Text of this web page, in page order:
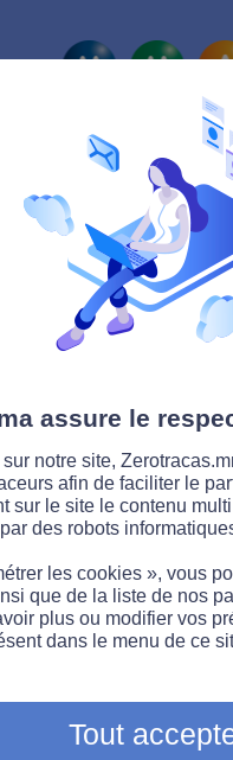
La route
au
assure le
notre site,
afin de faciliter le
sur le site le contenu
des robots
les cookies », vous
que de la liste de nos
plus ou modifier vos
dans le menu de ce
Tout